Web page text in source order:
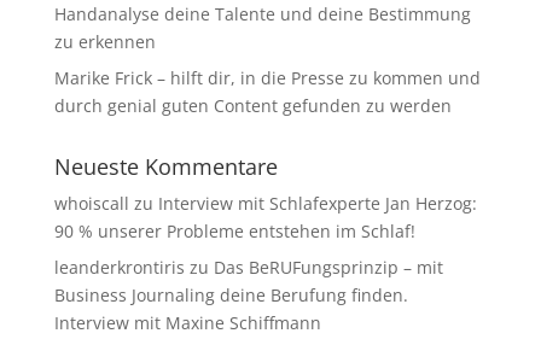
Handanalyse deine Talente und deine Bestimmung
zu erkennen
Marike Frick – hilft dir, in die Presse zu kommen und
durch genial guten Content gefunden zu werden
Neueste Kommentare
whoiscall zu Interview mit Schlafexperte Jan Herzog:
90 % unserer Probleme entstehen im Schlaf!
leanderkrontiris zu Das BeRUFungsprinzip – mit
Business Journaling deine Berufung finden.
Interview mit Maxine Schiffmann